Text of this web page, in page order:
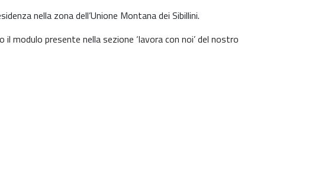
nella zona dell’Unione Montana dei Sibillini.
modulo presente nella sezione ‘lavora con noi’ del nostro